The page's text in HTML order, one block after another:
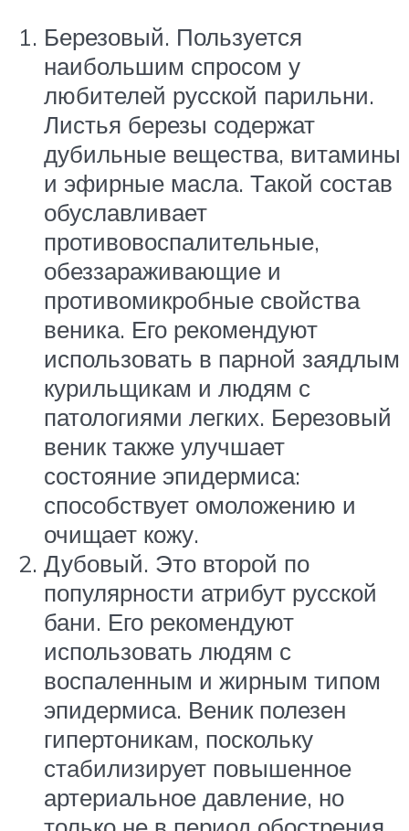
Березовый. Пользуется
наибольшим спросом у
любителей русской парильни.
Листья березы содержат
дубильные вещества, витамины
и эфирные масла. Такой состав
обуславливает
противовоспалительные,
обеззараживающие и
противомикробные свойства
веника. Его рекомендуют
использовать в парной заядлым
курильщикам и людям с
патологиями легких. Березовый
веник также улучшает
состояние эпидермиса:
способствует омоложению и
очищает кожу.
Дубовый. Это второй по
популярности атрибут русской
бани. Его рекомендуют
использовать людям с
воспаленным и жирным типом
эпидермиса. Веник полезен
гипертоникам, поскольку
стабилизирует повышенное
артериальное давление, но